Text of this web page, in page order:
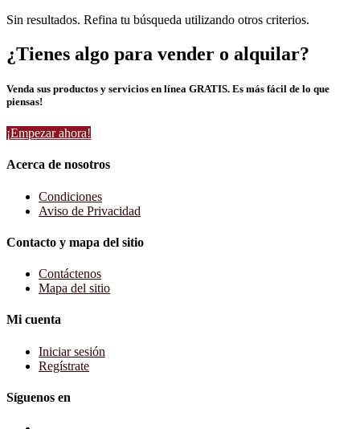
Sin resultados. Refina tu búsqueda utilizando otros criterios.
¿Tienes algo para vender o alquilar?
Venda sus productos y servicios en línea GRATIS. Es más fácil de lo que
piensas!
¡Empezar ahora!
Acerca de nosotros
Condiciones
Aviso de Privacidad
Contacto y mapa del sitio
Contáctenos
Mapa del sitio
Mi cuenta
Iniciar sesión
Regístrate
Síguenos en